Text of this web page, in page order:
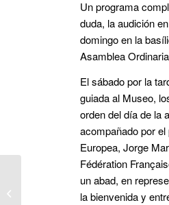
Un programa
duda, la audición
domingo en la
Asamblea
El sábado por la
guiada al Museo,
orden del día de la
acompañado por
Europea, Jorge
Fédération
un abad, en
la bienvenida y